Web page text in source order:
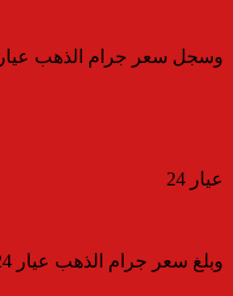
وسجل سعر جرام الذهب عيار 21، الأكثر تداولًا في السوق المصرية، 5800 جنيه دون احتساب المصنعية، بعدما بلغ 5825 جنيهًا خلال التعاملات السابقة، فيما تتراوح قيمة المصنعية بين 3% و8% من سعر الجرام.
عيار 24
وبلغ سعر جرام الذهب عيار 24، الأعلى نقاءً، 6629 جنيهًا للشراء خلال تعاملات اليوم.